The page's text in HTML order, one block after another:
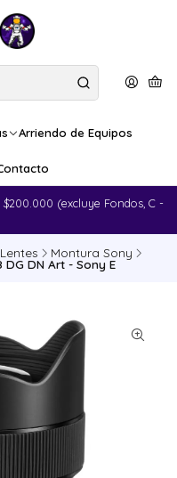
Arriendo de Equipos
(excluye Fondos, C -
Lentes Montura Sony
DN Art - Sony E